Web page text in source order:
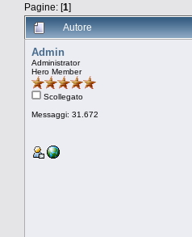
Pagine: [1]
Autore
Admin
Administrator
Hero Member
Scollegato
Messaggi: 31.672